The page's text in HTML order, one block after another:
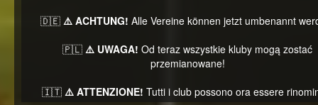
🇩🇪 ⚠️ ACHTUNG! Alle Vereine können jetzt umbenannt
🇵🇱 ⚠️ UWAGA! Od teraz wszystkie kluby mogą zostać
przemianowane!
🇮🇹 ⚠️ ATTENZIONE! Tutti i club possono ora essere